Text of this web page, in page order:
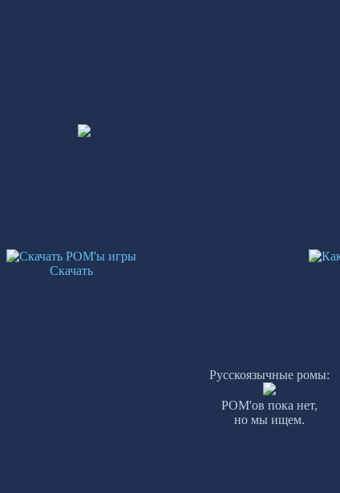
Скачать
Русскоязычные ромы:
РОМ'ов пока нет,
но мы ищем.